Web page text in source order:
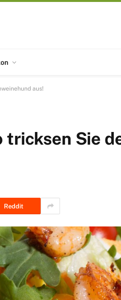
aus!
tricksen Sie
Reddit